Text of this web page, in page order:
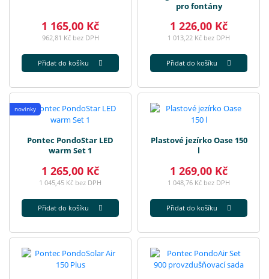
1 165,00 Kč
962,81 Kč bez DPH
Přidat do košíku
pro fontány
1 226,00 Kč
1 013,22 Kč bez DPH
Přidat do košíku
novinky
Pontec PondoStar LED
warm Set 1
1 265,00 Kč
1 045,45 Kč bez DPH
Přidat do košíku
Plastové jezírko Oase 150
l
1 269,00 Kč
1 048,76 Kč bez DPH
Přidat do košíku